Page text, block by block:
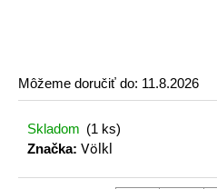
Môžeme doručiť do: 11.8.2026
Skladom (1 ks)
Značka: Völkl
ú
č
a
m
e